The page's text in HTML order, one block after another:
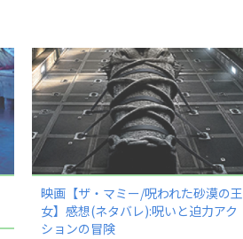
映画【ザ・マミー/呪われた砂漠の王
女】感想(ネタバレ):呪いと迫力アク
ションの冒険